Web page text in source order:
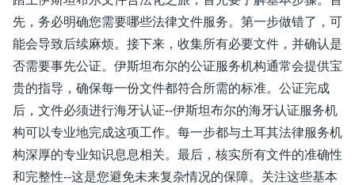
先，务必明确您需要哪些法律文件服务。第一步做错了，可
能会导致后续麻烦。接下来，收集所有必要文件，并确认是
否需要事先公证。伊斯坦布尔的公证服务机构通常会提供宝
贵的指导，确保每一份文件都符合所需的标准。公证完成
后，文件必须进行海牙认证--伊斯坦布尔的海牙认证服务机
构可以专业地完成这项工作。每一步都与土耳其法律服务机
构深厚的专业知识息息相关。最后，核实所有文件的准确性
和完整性--这是您避免未来复杂情况的保障。关注这些基本